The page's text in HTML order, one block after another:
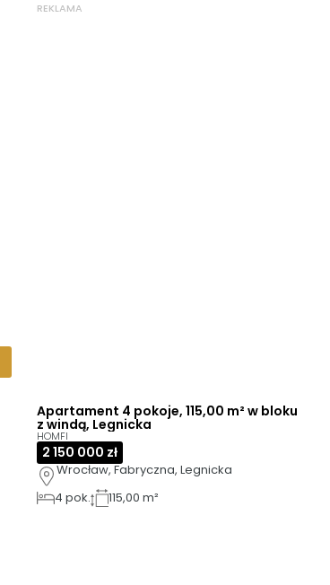
REKLAMA
Apartament 4 pokoje, 115,00 m² w bloku
z windą, Legnicka
HOMFI
2 150 000 zł
Wrocław, Fabryczna, Legnicka
4 pok. 115,00 m²